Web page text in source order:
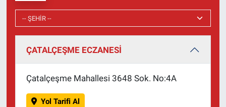
ÇATALÇEŞME ECZANESİ
Çatalçeşme Mahallesi 3648 Sok. No:4A
Yol Tarifi Al